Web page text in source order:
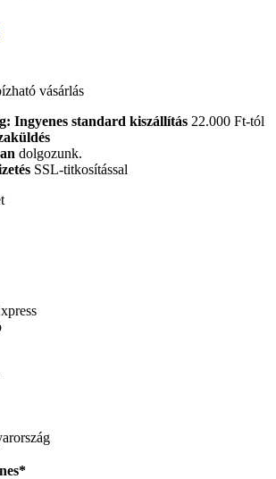
vásárlás
Ingyenes standard kiszállítás 22.000 Ft-tól
dolgozunk.
SSL-titkosítással